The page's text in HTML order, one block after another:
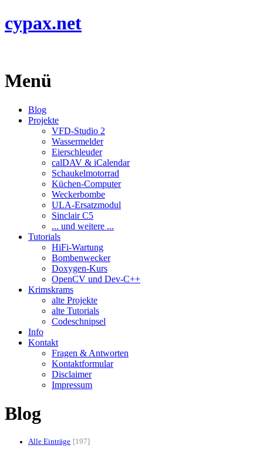
cypax.net
Menü
Blog
Projekte
VFD-Studio 2
Wassermelder
Eierschleuder
calDAV & iCalendar
Schaukelmotorrad
Küchen-Computer
Weckerbombe
ULA-Ersatzmodul
Sinclair C5
... und weitere ...
Tutorials
HiFi-Wartung
Bombenwecker
Doxygen-Kurs
OpenCV und Dev-C++
Krimskrams
alte Projekte
alte Tutorials
Codeschnipsel
Info
Kontakt
Fragen & Antworten
Kontaktformular
Disclaimer
Impressum
Blog
Alle Einträge 197